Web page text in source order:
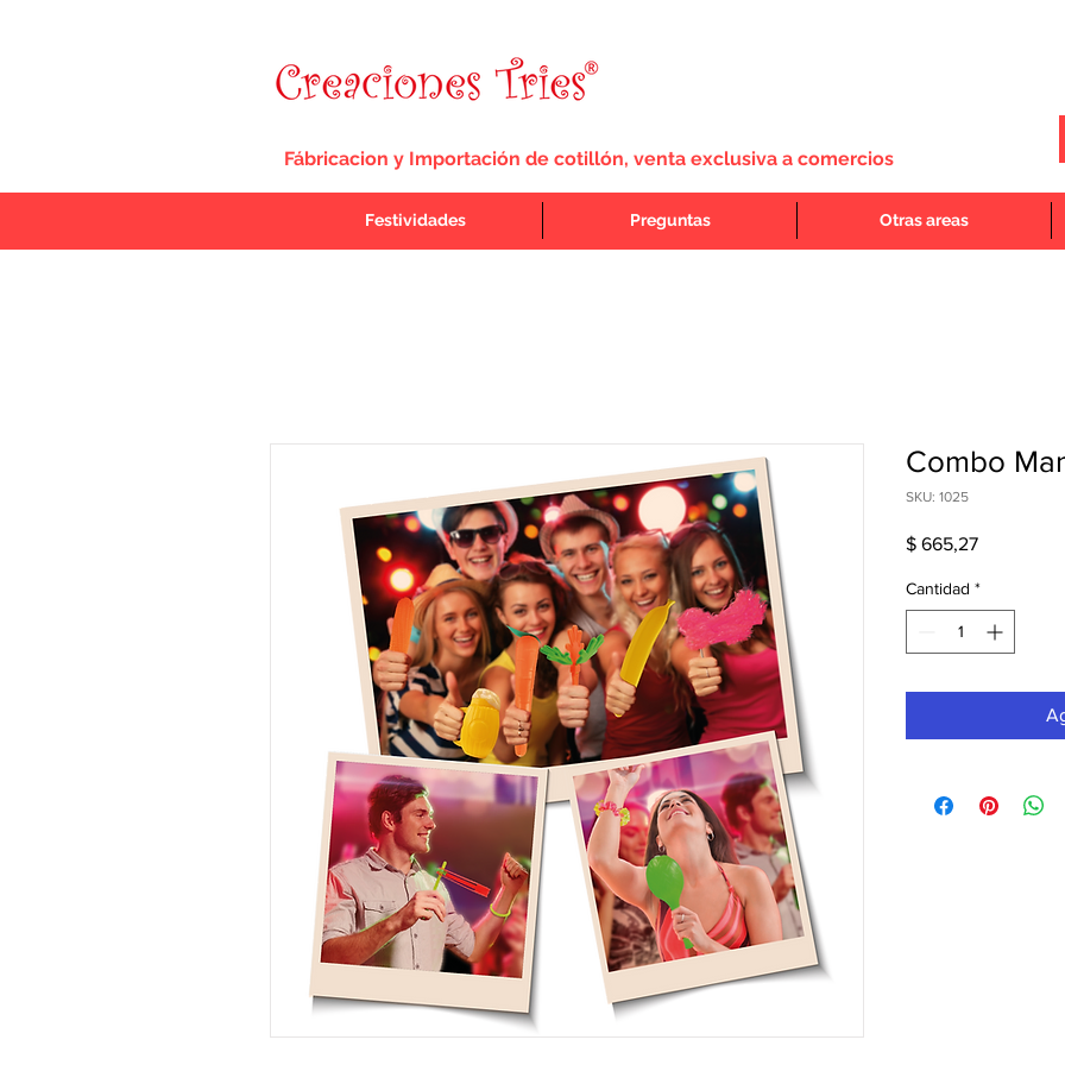
Fábricacion y Importación de cotillón, venta exclusiva a comercios
Festividades Preguntas Otras areas
Combo
SKU: 1025
$ 665,27Precio
Cantidad *